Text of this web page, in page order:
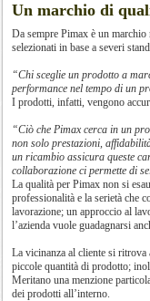
Un marchio di
Da sempre Pimax è un
selezionati in base a severi
“Chi sceglie un prodotto a
performance nel tempo di un
I prodotti, infatti, vengono
“Ciò che Pimax cerca in un
non solo prestazioni,
un ricambio assicura queste
collaborazione ci permette di
La qualità per Pimax non si
professionalità e la serietà che
lavorazione; un approccio al
l’azienda vuole guadagnarsi
La vicinanza al cliente si ritrova
piccole quantità di prodotto;
Meritano una menzione
dei prodotti all’interno.